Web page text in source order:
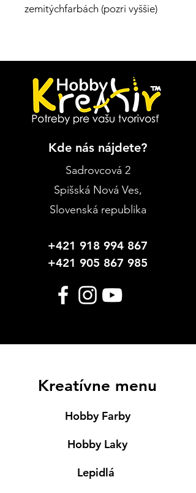
zemitýchfarbách (pozri vyššie)
Kde nás nájdete?
Sadrovcová 2
Spišská Nová Ves,
Slovenská republika
+421 918 994 867
+421 905 867 985
Kreatívne menu
Hobby Farby
Hobby Laky
Lepidlá